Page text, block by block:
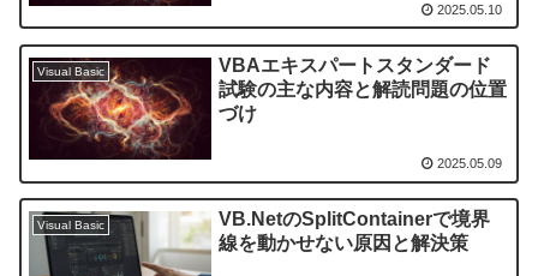
2025.05.10
Visual Basic
VBAエキスパートスタンダード
試験の主な内容と解読問題の位置
づけ
2025.05.09
Visual Basic
VB.NetのSplitContainerで境界
線を動かせない原因と解決策